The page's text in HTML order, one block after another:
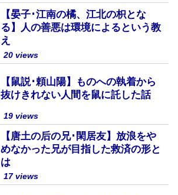
【晏子･江南の橘、江北の枳とな
る】人の善悪は環境によるという教
え
20 views
【鼠説･頼山陽】ものへの執着から
抜けきれない人間を鼠に託した話
19 views
【唐土の后の兄･閑居友】放浪をや
めなかった兄が目指した救済の形と
は
17 views